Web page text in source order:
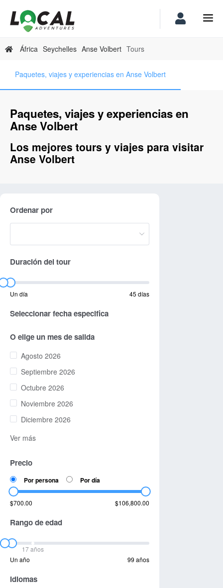
África Seychelles Anse Volbert Tours
Paquetes, viajes y experiencias en Anse Volbert
Paquetes, viajes y experiencias en
Anse Volbert
Los mejores tours y viajes para visitar
Anse Volbert
Ordenar por
Duración del tour
Un día 45 días
Seleccionar fecha especifica
O elige un mes de salida
Agosto 2026
Septiembre 2026
Octubre 2026
Noviembre 2026
Diciembre 2026
Ver más
Precio
Por persona Por día
$700.00 $106,800.00
Rango de edad
17 años
Un año
99 años
Idiomas